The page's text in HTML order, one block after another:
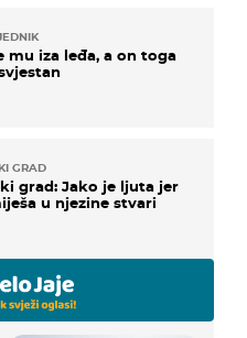
mu iza leđa, a on toga
GRAD
grad: Jako je ljuta jer
u njezine stvari